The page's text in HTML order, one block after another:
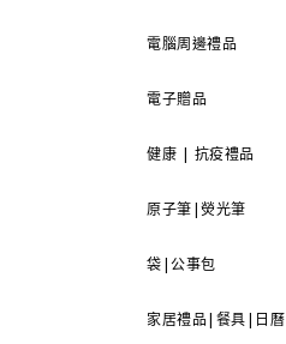
電腦周邊禮品
電子贈品
健康 | 抗疫禮品
原子筆|熒光筆
袋|公事包
家居禮品|餐具|日曆